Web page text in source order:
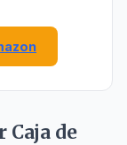
Caja de